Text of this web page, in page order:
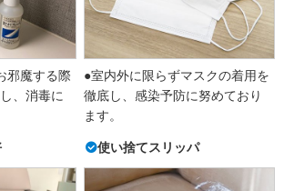
邪魔する際
、消毒に
●室内外に限らずマスクの着用を
徹底し、感染予防に努めており
ます。
使い捨てスリッパ